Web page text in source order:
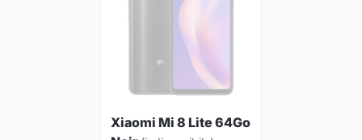
Xiaomi Mi 8 Lite 64Go